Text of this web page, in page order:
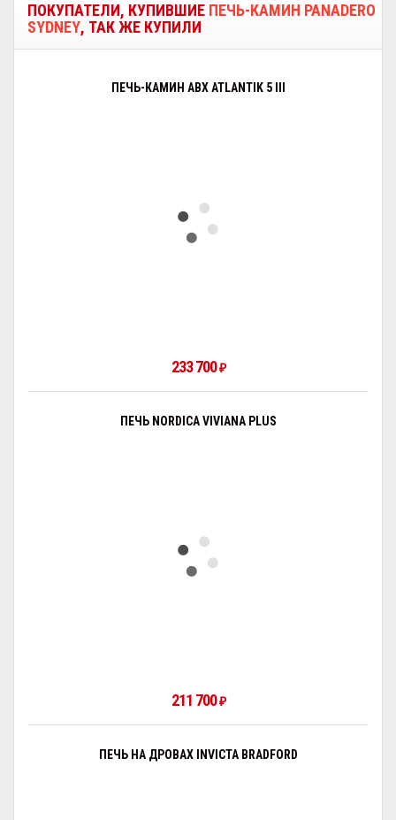
ПОКУПАТЕЛИ, КУПИВШИЕ ПЕЧЬ-КАМИН PANADERO
SYDNEY, ТАК ЖЕ КУПИЛИ
ПЕЧЬ-КАМИН ABX ATLANTIK 5 III
233 700₽
ПЕЧЬ NORDICA VIVIANA PLUS
211 700₽
ПЕЧЬ НА ДРОВАХ INVICTA BRADFORD